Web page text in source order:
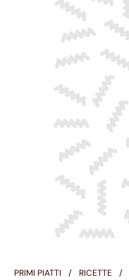
PRIMI PIATTI RICETTE